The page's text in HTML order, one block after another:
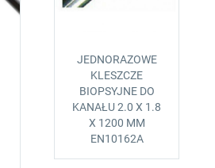
JEDNORAZOWE
KLESZCZE
BIOPSYJNE DO
KANAŁU 2.0 X 1.8
X 1200 MM
EN10162A